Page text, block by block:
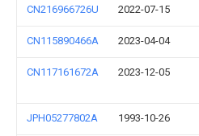
CN216966726U 2022-07-15
CN115890466A 2023-04-04
CN117161672A 2023-12-05
JPH05277802A 1993-10-26